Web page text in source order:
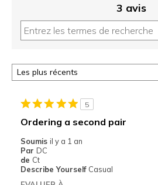
3 avis
5
Ordering a second pair
Soumis il y a 1 an
Par DC
de Ct
Describe Yourself Casual